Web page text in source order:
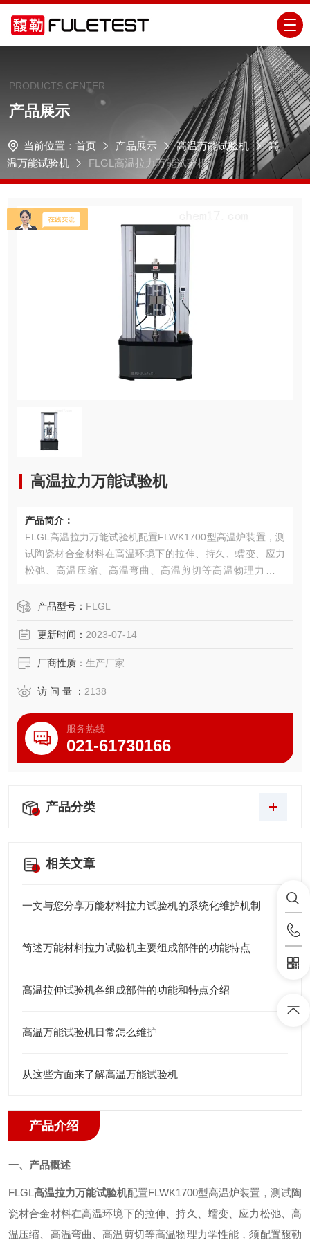
PRODUCTS CENTER
产品展示
当前位置： 首页 产品展示 高温万能试验机
高
温万能试验机
FLGL高温拉力万能试验机
高温拉力万能试验机
产品简介：
FLGL高温拉力万能试验机配置FLWK1700型高温炉装置，测
试陶瓷材合金材料在高温环境下的拉伸、持久、蠕变、应力
松弛、高温压缩、高温弯曲、高温剪切等高温物理力学性
能，同时该试验机亦能在常温下做各种力学试验测试。
产品型号： FLGL
更新时间： 2023-07-14
厂商性质： 生产厂家
访 问 量 ： 2138
服务热线
021-61730166
产品分类
相关文章
一文与您分享万能材料拉力试验机的系统化维护机制
简述万能材料拉力试验机主要组成部件的功能特点
高温拉伸试验机各组成部件的功能和特点介绍
高温万能试验机日常怎么维护
从这些方面来了解高温万能试验机
产品介绍
一、 产品概述
FLGL 高温拉力万能试验机配置FLWK1700型高温炉装置，测试陶
瓷材合金材料在高温环境下的拉伸、持久、蠕变、应力松弛、高
温压缩、高温弯曲、高温剪切等高温物理力学性能，须配置馥勒